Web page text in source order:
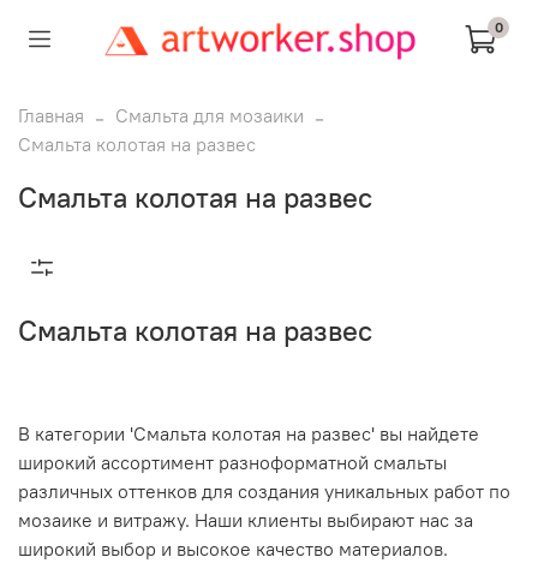
0
Главная
Смальта для мозаики
Смальта колотая на развес
Смальта колотая на развес
Смальта колотая на развес
В категории 'Смальта колотая на развес' вы найдете
широкий ассортимент разноформатной смальты
различных оттенков для создания уникальных работ по
мозаике и витражу. Наши клиенты выбирают нас за
широкий выбор и высокое качество материалов.